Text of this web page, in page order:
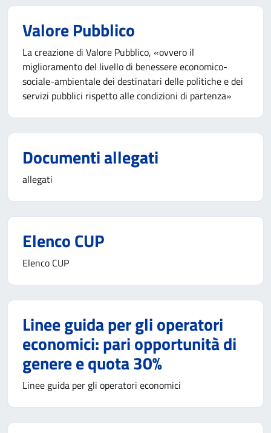
Valore Pubblico
La creazione di Valore Pubblico, «ovvero il
miglioramento del livello di benessere economico-
sociale-ambientale dei destinatari delle politiche e dei
servizi pubblici rispetto alle condizioni di partenza»
Documenti allegati
allegati
Elenco CUP
Elenco CUP
Linee guida per gli operatori
economici: pari opportunità di
genere e quota 30%
Linee guida per gli operatori economici